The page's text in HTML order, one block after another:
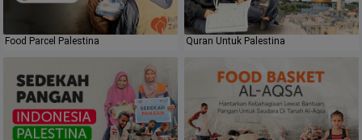
Food Parcel Palestina Quran Untuk Palestina